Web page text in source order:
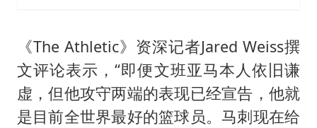
《The Athletic》资深记者Jared Weiss撰
文评论表示，“即便文班亚马本人依旧谦
虚，但他攻守两端的表现已经宣告，他就
是目前全世界最好的篮球员。马刺现在给